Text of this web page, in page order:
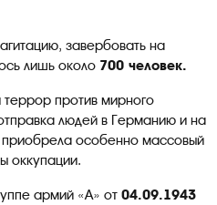
завербовать на
лишь около 700 человек.
террор против мирного
людей в Германию и на
приобрела особенно массовый
оккупации.
армий «А» от 04.09.1943